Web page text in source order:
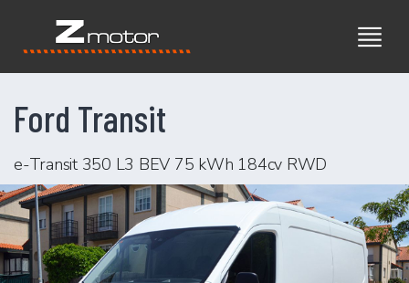
Ford Transit
e-Transit 350 L3 BEV 75 kWh 184cv RWD